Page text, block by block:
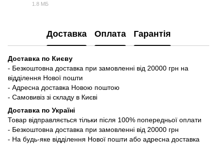
1.8 МБ
Доставка Оплата Гарантія
Доставка по Києву
- Безкоштовна доставка при замовленні від 20000 грн на
відділення Нової пошти
- Адресна доставка Новою поштою
- Самовивіз зі складу в Києві
Доставка по Україні
Товар відправляється тільки після 100% попередньої оплати
- Безкоштовна доставка при замовленні від 20000 грн
- На будь-яке відділення Нової пошти або адресна доставка